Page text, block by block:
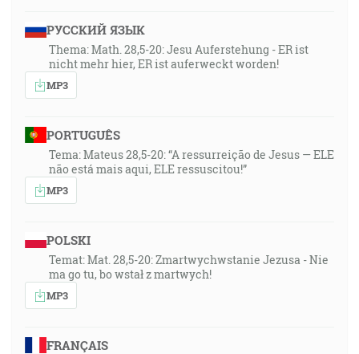
РУССКИЙ ЯЗЫК
Thema: Math. 28,5-20: Jesu Auferstehung - ER ist
nicht mehr hier, ER ist auferweckt worden!
MP3
PORTUGUÊS
Tema: Mateus 28,5-20: “A ressurreição de Jesus — ELE
não está mais aqui, ELE ressuscitou!”
MP3
POLSKI
Temat: Mat. 28,5-20: Zmartwychwstanie Jezusa - Nie
ma go tu, bo wstał z martwych!
MP3
FRANÇAIS